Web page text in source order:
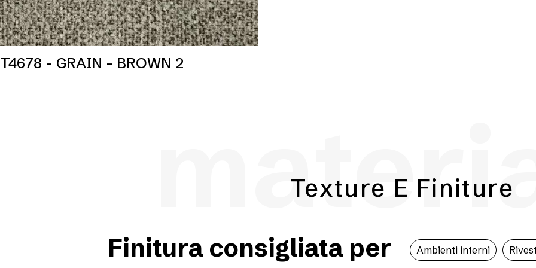
T4678 - GRAIN - BROWN 2
Texture E Finiture
Finitura consigliata per Ambienti interni